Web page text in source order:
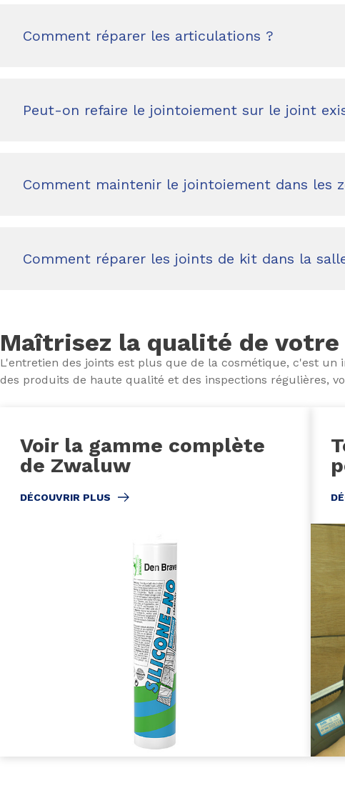
Comment réparer les articulations ?
Peut-on refaire le jointoiement sur le joint
Comment maintenir le jointoiement dans les
Comment réparer les joints de kit dans la
Maîtrisez la qualité de
L'entretien des joints est plus que de la cosmétique, c'est
des produits de haute qualité et des inspections régulières,
Voir la gamme complète
de Zwaluw
DÉCOUVRIR PLUS